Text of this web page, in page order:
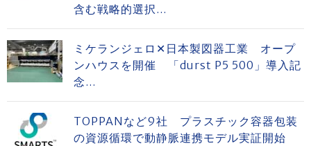
含む戦略的選択...
ミケランジェロ✕日本製図器工業 オープ
ンハウスを開催 「durst P5 500」導入記
念...
TOPPANなど9社 プラスチック容器包装
の資源循環で動静脈連携モデル実証開始